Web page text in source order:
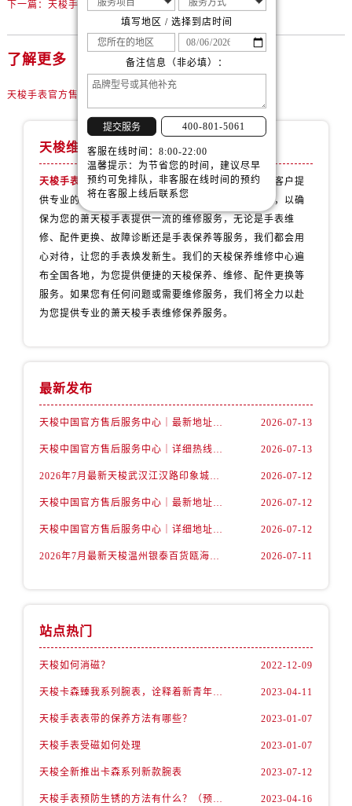
下一篇： 天梭手表机械表机芯生锈处理方法深度解析
了解更多
天梭手表官方售后维修中心
天梭维修保养服务中心
天梭手表官方售后维修中心拥有专业团队，致力于为客户提
供专业的维修和保养服务。并配备了先进的维修设备，以确
保为您的萧天梭手表提供一流的维修服务，无论是手表维
修、配件更换、故障诊断还是手表保养等服务，我们都会用
心对待，让您的手表焕发新生。我们的天梭保养维修中心遍
布全国各地，为您提供便捷的天梭保养、维修、配件更换等
服务。如果您有任何问题或需要维修服务，我们将全力以赴
为您提供专业的萧天梭手表维修保养服务。
最新发布
天梭中国官方售后服务中心｜最新地址与24小时服务电话权威信息通告（2026年7月最新） 2026-07-13
天梭中国官方售后服务中心｜详细热线电话及全部网点地址权威信息通知（2026年7月最新） 2026-07-13
2026年7月最新天梭武汉江汉路印象城维修保养服务电话 2026-07-12
天梭中国官方售后服务中心｜最新地址及官方客服热线权威信息通告（2026年7月最新） 2026-07-12
天梭中国官方售后服务中心｜详细地址与售后热线权威信息通知（2026年7月最新） 2026-07-12
2026年7月最新天梭温州银泰百货瓯海店维修保养服务电话 2026-07-11
站点热门
天梭如何消磁？ 2022-12-09
天梭卡森臻我系列腕表，诠释着新青年的生活态度 2023-04-11
天梭手表表带的保养方法有哪些？ 2023-01-07
天梭手表受磁如何处理 2023-01-07
天梭全新推出卡森系列新款腕表 2023-07-12
天梭手表预防生锈的方法有什么？（预防方法） 2023-04-16
填写地区 / 选择到店时间
备注信息（非必填）：
提交服务 400-801-5061
客服在线时间：8:00-22:00
温馨提示：为节省您的时间，建议尽早
预约可免排队，非客服在线时间的预约
将在客服上线后联系您